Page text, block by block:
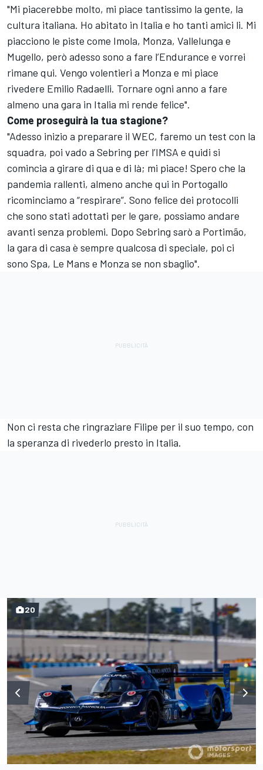
"Mi piacerebbe molto, mi piace tantissimo la gente, la
cultura italiana. Ho abitato in Italia e ho tanti amici li. Mi
piacciono le piste come Imola, Monza, Vallelunga e
Mugello, però adesso sono a fare l’Endurance e vorrei
rimane qui. Vengo volentieri a Monza e mi piace
rivedere Emilio Radaelli. Tornare ogni anno a fare
almeno una gara in Italia mi rende felice".
Come proseguirà la tua stagione?
"Adesso inizio a preparare il WEC, faremo un test con la
squadra, poi vado a Sebring per l’IMSA e quidi si
comincia a girare di qua e di là; mi piace! Spero che la
pandemia rallenti, almeno anche qui in Portogallo
ricominciamo a “respirare”. Sono felice dei protocolli
che sono stati adottati per le gare, possiamo andare
avanti senza problemi. Dopo Sebring sarò a Portimão,
la gara di casa è sempre qualcosa di speciale, poi ci
sono Spa, Le Mans e Monza se non sbaglio".
Non ci resta che ringraziare Filipe per il suo tempo, con
la speranza di rivederlo presto in Italia.
20